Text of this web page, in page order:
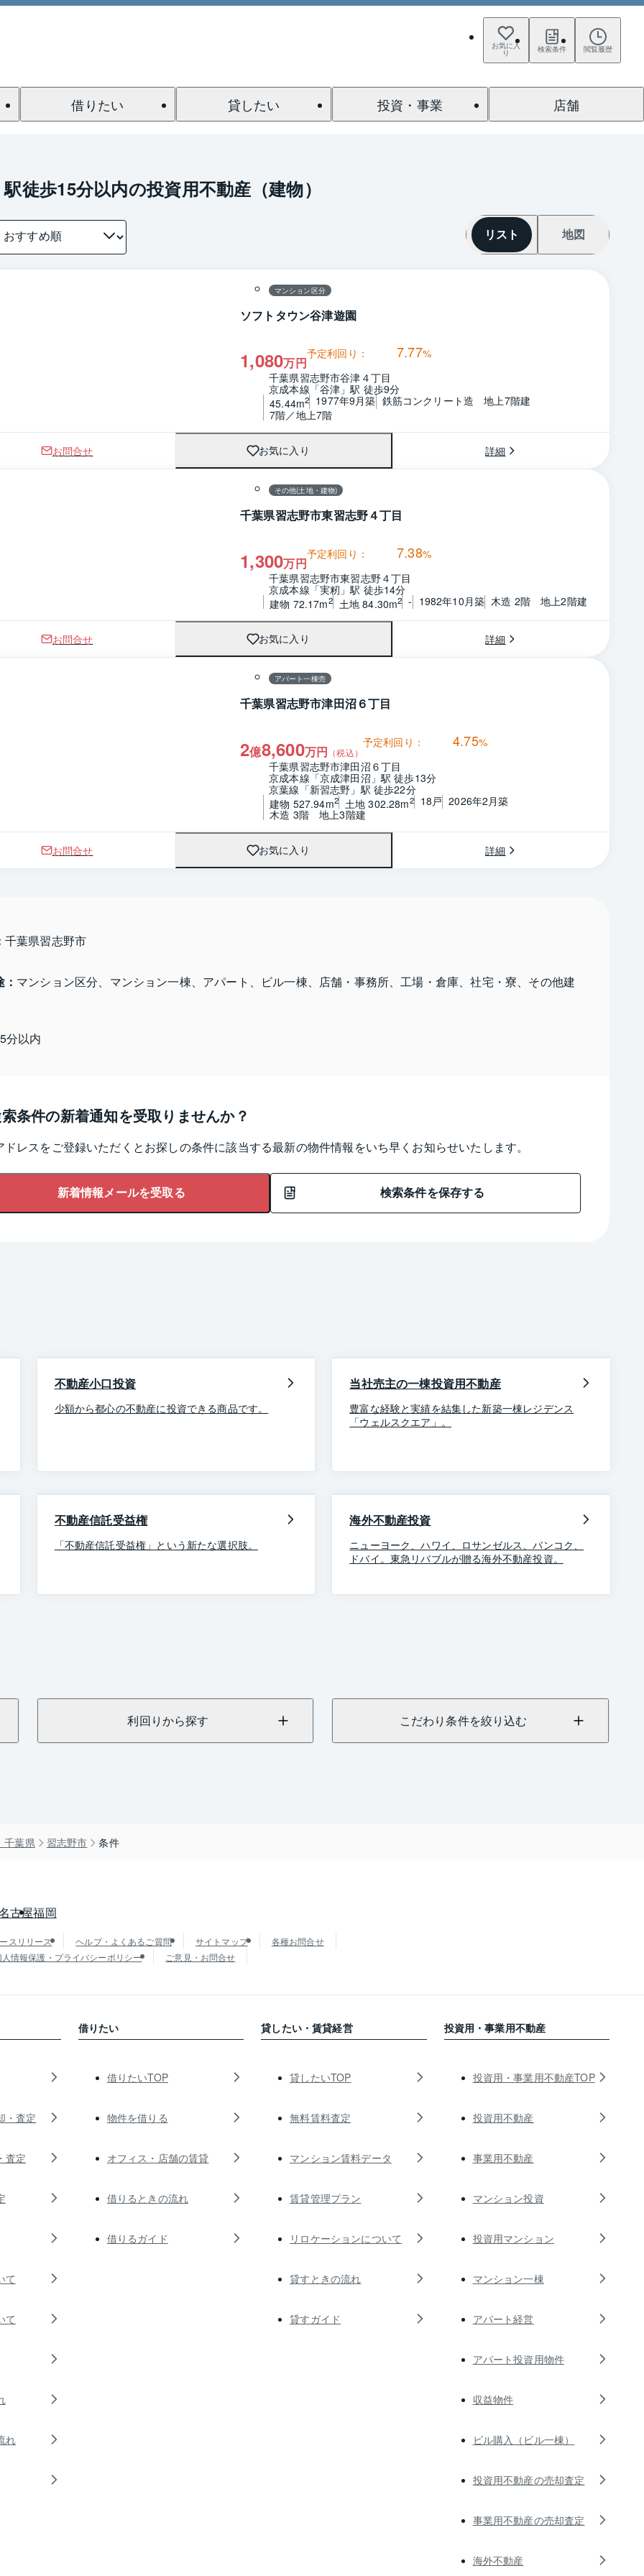
お気に入
り 検索条件 閲覧履歴
借りたい 貸したい 投資・事業 店舗
徒歩15分以内の投資用不動産（建物）
リスト 地図
1 / 0
マンション区分
ソフトタウン谷津遊園
1,080万円
予定利回り： 7.77%
千葉県習志野市谷津４丁目
京成本線「谷津」駅 徒歩9分
45.44m2 1977年9月築 鉄筋コンクリート造　地上7階建
7階／地上7階
お問合せ お気に入り 詳細
その他(土地・建物)
千葉県習志野市東習志野４丁目
1,300万円
予定利回り： 7.38%
千葉県習志野市東習志野４丁目
京成本線「実籾」駅 徒歩14分
建物 72.17m2 土地 84.30m2 - 1982年10月築 木造 2階　地上2階建
お問合せ お気に入り 詳細
アパート一棟売
千葉県習志野市津田沼６丁目
2億8,600万円 （税込）
予定利回り： 4.75%
千葉県習志野市津田沼６丁目
京成本線「京成津田沼」駅 徒歩13分
京葉線「新習志野」駅 徒歩22分
建物 527.94m2 土地 302.28m2 18戸 2026年2月築
木造 3階　地上3階建
お問合せ お気に入り 詳細
千葉県習志野市
マンション区分、マンション一棟、アパート、ビル一棟、店舗・事務所、工場・倉庫、社宅・寮、その他建
分以内
条件の新着通知を受取りませんか？
ドレスをご登録いただくとお探しの条件に該当する最新の物件情報をいち早くお知らせいたします。
新着情報メールを受取る 検索条件を保存する
不動産小口投資
少額から都心の不動産に投資できる商品です。
当社売主の一棟投資用不動産
豊富な経験と実績を結集した新築一棟レジデンス
「ウェルスクエア」。
不動産信託受益権
「不動産信託受益権」という新たな選択肢。
海外不動産投資
ニューヨーク、ハワイ、ロサンゼルス、バンコク、
ドバイ。東急リバブルが贈る海外不動産投資。
利回りから探す こだわり条件を絞り込む
千葉県 習志野市 条件
古屋福岡
スリリース ヘルプ・よくあるご質問 サイトマップ
各種お問合せ
人情報保護・プライバシーポリシー
ご意見・お問合せ
・査定
査定
て
て
れ
借りたい
借りたいTOP
物件を借りる
オフィス・店舗の賃貸
借りるときの流れ
借りるガイド
貸したい・賃貸経営
貸したいTOP
無料賃料査定
マンション賃料データ
賃貸管理プラン
リロケーションについて
貸すときの流れ
貸すガイド
投資用・事業用不動産
投資用・事業用不動産TOP
投資用不動産
事業用不動産
マンション投資
投資用マンション
マンション一棟
アパート経営
アパート投資用物件
収益物件
ビル購入（ビル一棟）
投資用不動産の売却査定
事業用不動産の売却査定
海外不動産